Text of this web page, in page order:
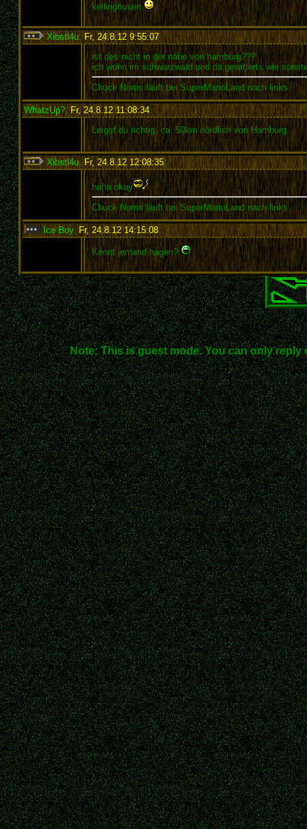
kellinghusen.
Xibstl4u,Fr, 24.8.12 9:55:07:
ist des nicht in der nähe von hamburg???
ich wohn im schwarzwald und da gewitterts wie
Chuck Norris läuft bei SuperMarioLand nach links
WhatzUp?, Fr, 24.8.12 11:08:34:
Leigst du richtig. ca. 50km nördlich von Hamburg.
Xibstl4u,Fr, 24.8.12 12:08:35:
haha okay
Chuck Norris läuft bei SuperMarioLand nach links
Ice Boy, Fr, 24.8.12 14:15:08:
Kennt jemand hagen?
Note: This is guest mode. You can only